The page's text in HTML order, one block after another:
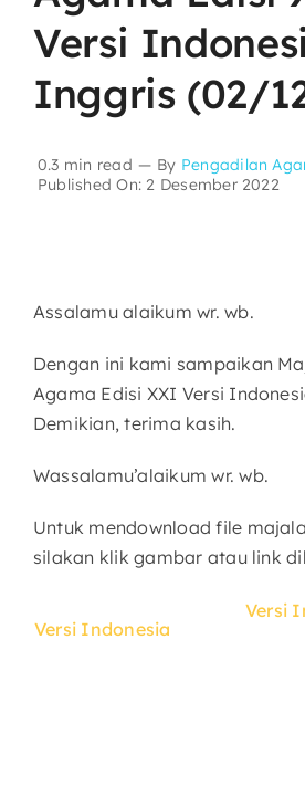
Kepaniteraan
Kesekretariatan
Layanan Publik
Informasi Lainnya
Versi
Inggris (02/
0.3 min read — By Pengadilan
Published On: 2 Desember 2022
Assalamu alaikum wr. wb.
Dengan ini kami sampaikan
Agama Edisi XXI Versi
Demikian, terima kasih.
Wassalamu’alaikum wr. wb.
Untuk mendownload file
silakan klik gambar atau link
Versi Indonesia
Versi